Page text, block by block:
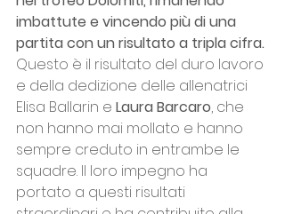
imbattute e vincendo più di una
partita con un risultato a tripla cifra.
Questo è il risultato del duro lavoro
e della dedizione delle allenatrici
Elisa Ballarin e Laura Barcaro, che
non hanno mai mollato e hanno
sempre creduto in entrambe le
squadre. Il loro impegno ha
portato a questi risultati